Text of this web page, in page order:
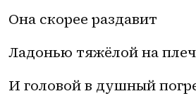
Она скорее раздавит
Ладонью тяжёлой на
И головой в душный